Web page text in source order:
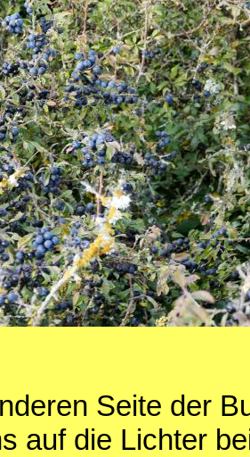
Seite der
auf die Lichter